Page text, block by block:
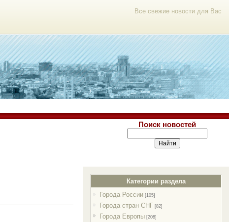
Все свежие новости для Вас
Поиск новостей
Категории раздела
Города России [105]
Города стран СНГ [82]
Города Европы [208]